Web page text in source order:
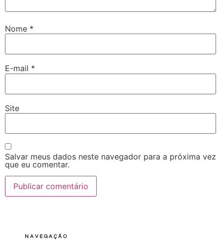
Nome *
E-mail *
Site
Salvar meus dados neste navegador para a próxima vez
que eu comentar.
NAVEGAÇÃO